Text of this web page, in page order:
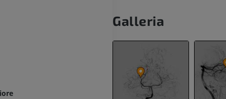
Galleria